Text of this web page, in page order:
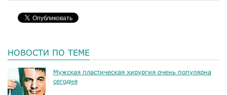
НОВОСТИ ПО ТЕМЕ
Мужская пластическая хирургия очень популярна
сегодня